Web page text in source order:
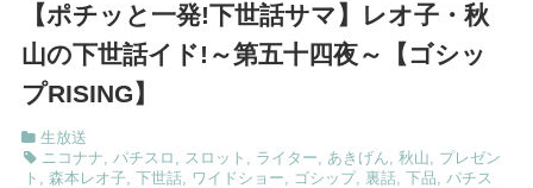
【ポチッと一発!下世話サマ】レオ子・秋
山の下世話イド!～第五十四夜～【ゴシッ
プRISING】
生放送
ニコナナ
パチスロ スロット ライター あきげん 秋山
プレゼン
ト
森本レオ子 下世話, ワイドショー ゴシップ, 裏話, 下品
パチス